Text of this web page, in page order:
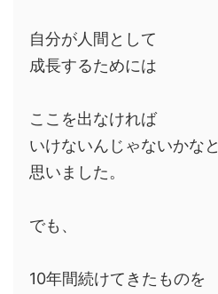
自分が人間として
成長するためには
ここを出なければ
いけないんじゃないかなと
思いました。
でも、
10年間続けてきたものを